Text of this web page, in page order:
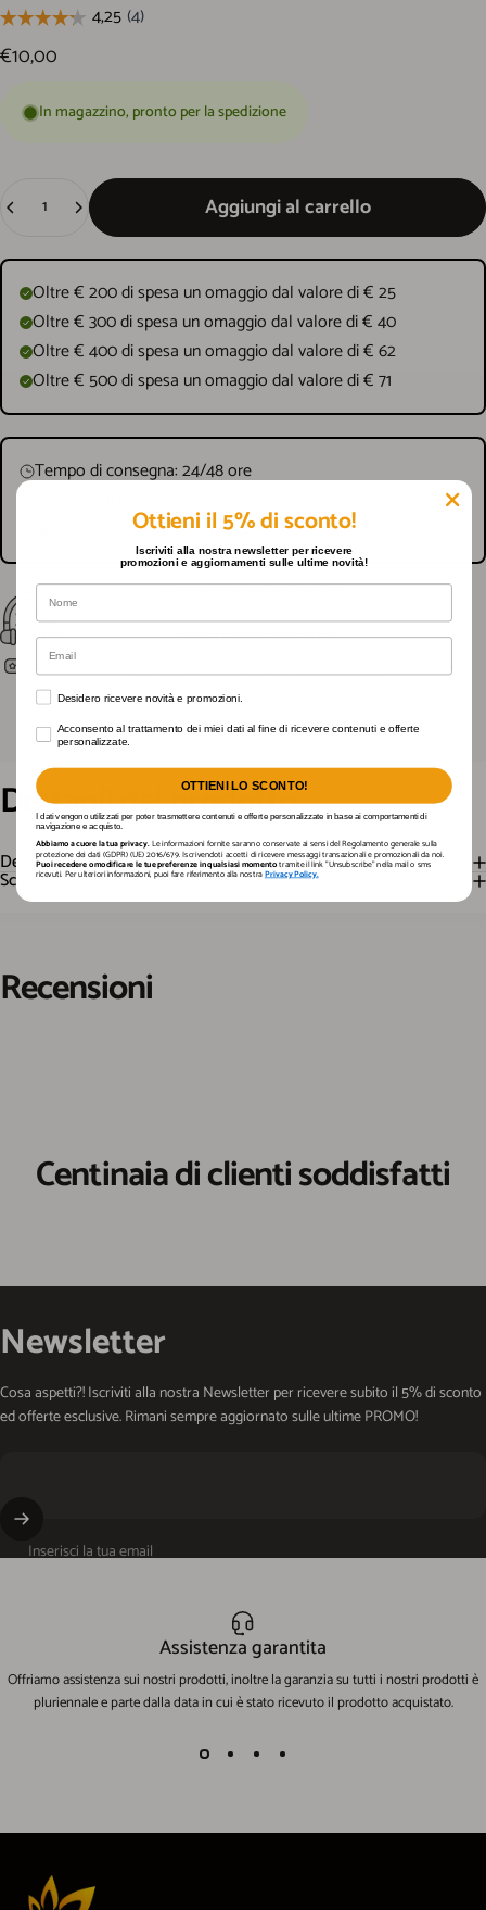
€10,00
In magazzino, pronto per la spedizione
Aggiungi al carrello
Oltre € 200 di spesa un omaggio dal valore di € 25
Oltre € 300 di spesa un omaggio dal valore di € 40
Oltre € 400 di spesa un omaggio dal valore di € 62
Oltre € 500 di spesa un omaggio dal valore di € 71
Tempo di consegna: 24/48 ore
Spedizione gratuita a partire da €109
Qualità garantita nel tempo
Accessori e componenti originali disponibili
Dettaglidelprodotto
Descrizione
Scheda Tecnica
Recensioni
Centinaia di clienti soddisfatti
Newsletter
Cosa aspetti?! Iscriviti alla nostra Newsletter per ricevere subito il 5% di sconto
ed offerte esclusive. Rimani sempre aggiornato sulle ultime PROMO!
Inserisci la tua email
Assistenza garantita
Offriamo assistenza sui nostri prodotti, inoltre la garanzia su tutti i nostri prodotti è
pluriennale e parte dalla data in cui è stato ricevuto il prodotto acquistato.
EcoWorld-Shop
Ottieni il 5% di sconto!
Iscriviti alla nostra newsletter per ricevere
promozioni e aggiornamenti sulle ultime novità!
Nome
Email
Desidero ricevere novità e promozioni.
Desidero ricevere novità e promozioni.
Acconsento al trattamento dei miei dati al fine di ricevere contenuti e offerte
Acconsento al trattamento dei miei dati al fine di ricevere contenuti e offerte
personalizzate.
OTTIENI LO SCONTO!
I dati vengono utilizzati per poter trasmettere contenuti e offerte personalizzate in base ai comportamenti di
navigazione e acquisto.
Abbiamo a cuore la tua privacy.Le informazioni fornite saranno conservate ai sensi del Regolamento generale sulla
protezione dei dati (GDPR) (UE) 2016/679. Iscrivendoti accetti di ricevere messaggi transazionali e promozionali da noi.
Puoi recedere o modificare le tue preferenze in qualsiasi momentotramite il link "Unsubscribe" nella mail o sms
ricevuti. Per ulteriori informazioni, puoi fare riferimento alla nostraPrivacy Policy.